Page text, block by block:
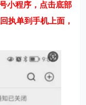
小程序，点击底部
执单到手机上面，